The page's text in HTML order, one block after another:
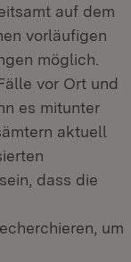
auf dem
vorläufigen
möglich.
vor Ort und
es mitunter
aktuell
dass die
um